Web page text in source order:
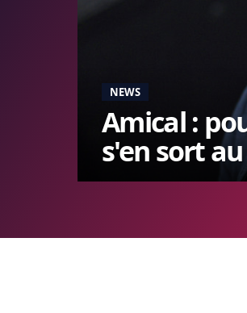
NEWS
Amical :
s'en sort